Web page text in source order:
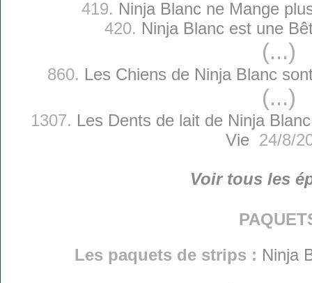
419. Ninja Blanc ne Mange
420. Ninja Blanc est une
(...)
860. Les Chiens de Ninja Blanc
(...)
1307. Les Dents de lait de Ninja
Vie24/8/
Voir tous les
Les paquets de strips : Ninja